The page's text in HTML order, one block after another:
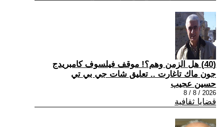
(40) هل الزمن وهم؟! موقف فيلسوف كامبريدج
جون ماك تاغارت .. تعليق شات جي بي تي
حسين عجيب
2026 / 8 / 8
قضايا ثقافية